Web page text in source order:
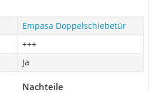
Empasa Doppelschiebetür
+++
Ja
Nachteile